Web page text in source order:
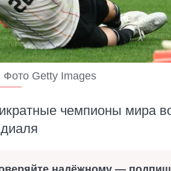
Getty Images
чемпионы мира